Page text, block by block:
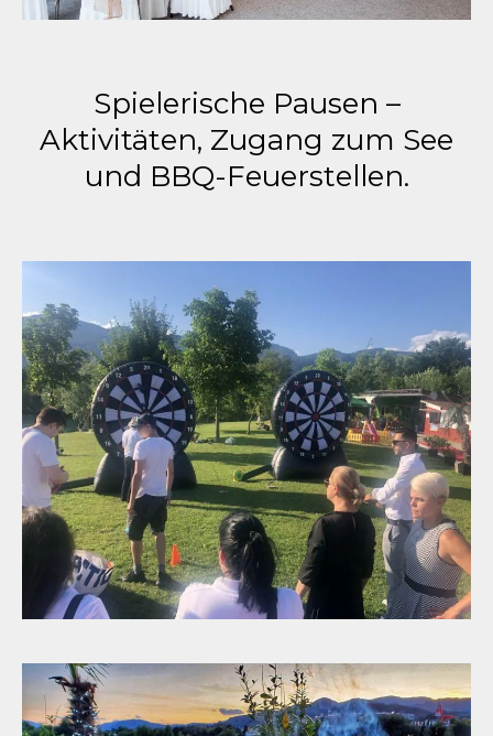
Spielerische Pausen –
Aktivitäten, Zugang zum See
und BBQ-Feuerstellen.